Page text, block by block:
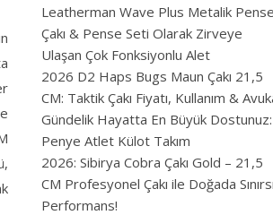
Leatherman Wave Plus Metalik
Çakı & Pense Seti Olarak Zirveye
Ulaşan Çok Fonksiyonlu Alet
2026 D2 Haps Bugs Maun Çakı 21,5
CM: Taktik Çakı Fiyatı, Kullanım &
Gündelik Hayatta En Büyük Dostunuz:
Penye Atlet Külot Takım
2026: Sibirya Cobra Çakı Gold – 21,5
CM Profesyonel Çakı ile Doğada
Performans!